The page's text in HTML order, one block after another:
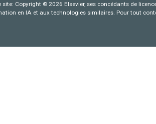
site: Copyright © 2026 Elsevier, ses concédants de
en IA et aux technologies similaires. Pour tout